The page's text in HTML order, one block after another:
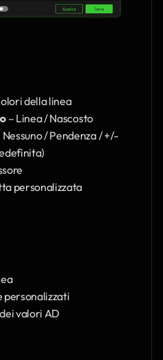
della linea
– Linea / Nascosto
/ Pendenza / +/-
personalizzata
personalizzati
valori AD